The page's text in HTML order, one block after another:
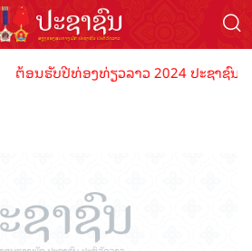
ຕ້ອນຮັບປີທ່ອງທ່ຽວລາວ 2024 ປະຊາຊົນລ